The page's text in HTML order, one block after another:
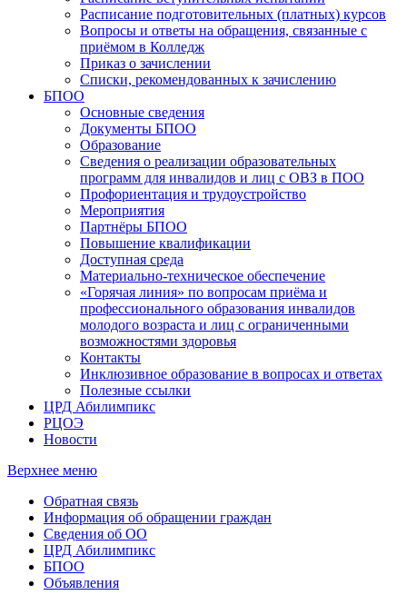
Расписание подготовительных (платных) курсов
Вопросы и ответы на обращения, связанные с
приёмом в Колледж
Приказ о зачислении
Списки, рекомендованных к зачислению
БПОО
Основные сведения
Документы БПОО
Образование
Сведения о реализации образовательных
программ для инвалидов и лиц с ОВЗ в ПОО
Профориентация и трудоустройство
Мероприятия
Партнёры БПОО
Повышение квалификации
Доступная среда
Материально-техническое обеспечение
«Горячая линия» по вопросам приёма и
профессионального образования инвалидов
молодого возраста и лиц с ограниченными
возможностями здоровья
Контакты
Инклюзивное образование в вопросах и ответах
Полезные ссылки
ЦРД Абилимпикс
РЦОЭ
Новости
Верхнее меню
Обратная связь
Информация об обращении граждан
Сведения об ОО
ЦРД Абилимпикс
БПОО
Объявления